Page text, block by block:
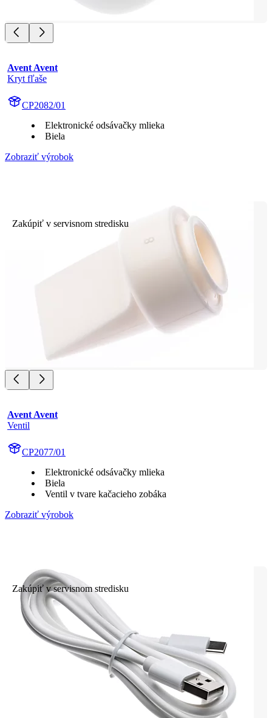
Avent Avent
Kryt fľaše
CP2082/01
Elektronické odsávačky mlieka
Biela
Zobraziť výrobok
Zakúpiť v servisnom stredisku
Avent Avent
Ventil
CP2077/01
Elektronické odsávačky mlieka
Biela
Ventil v tvare kačacieho zobáka
Zobraziť výrobok
Zakúpiť v servisnom stredisku